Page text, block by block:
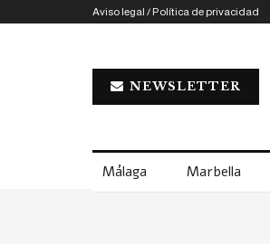
Aviso legal / Política de privacidad
NEWSLETTER
Málaga Marbella